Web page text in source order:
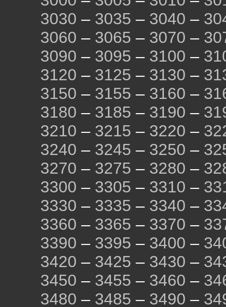
3030 – 3035 – 3040 –
3060 – 3065 – 3070 –
3090 – 3095 – 3100 –
3120 – 3125 – 3130 –
3150 – 3155 – 3160 –
3180 – 3185 – 3190 –
3210 – 3215 – 3220 –
3240 – 3245 – 3250 –
3270 – 3275 – 3280 –
3300 – 3305 – 3310 –
3330 – 3335 – 3340 –
3360 – 3365 – 3370 –
3390 – 3395 – 3400 –
3420 – 3425 – 3430 –
3450 – 3455 – 3460 –
3480 – 3485 – 3490 –